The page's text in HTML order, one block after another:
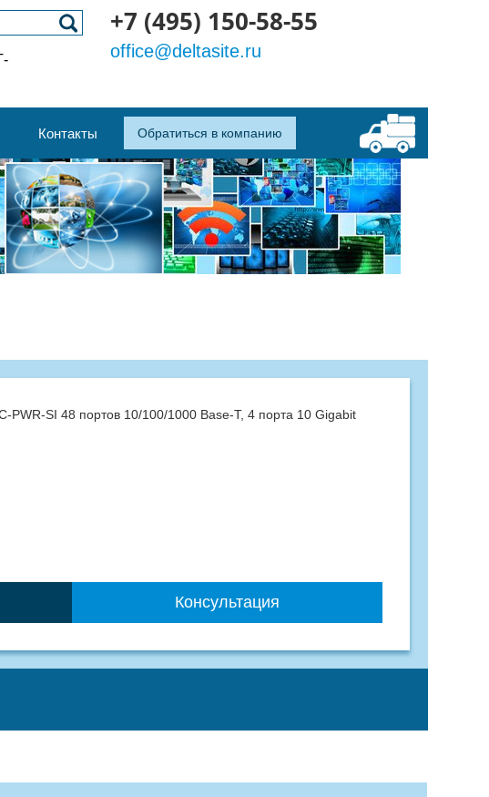
+7 (495) 150-58-55
office@deltasite.ru
Контакты Обратиться в компанию
PWR-SI 48 портов 10/100/1000 Base-T, 4 порта 10 Gigabit
Консультация